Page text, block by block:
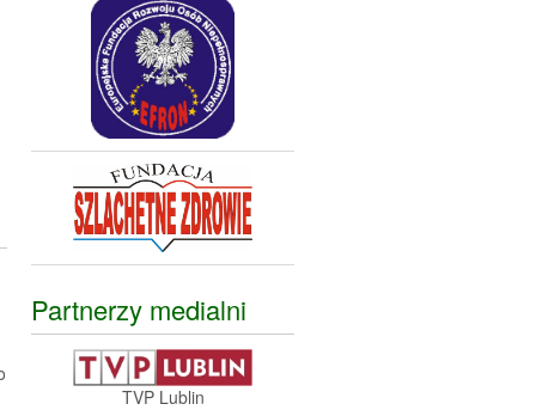
Partnerzy medialni
TVP Lublin